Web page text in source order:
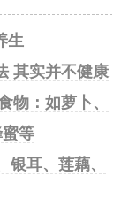
生
其实并不健康
物：如萝卜、
等
耳、莲藕、